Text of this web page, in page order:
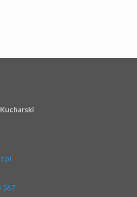
367